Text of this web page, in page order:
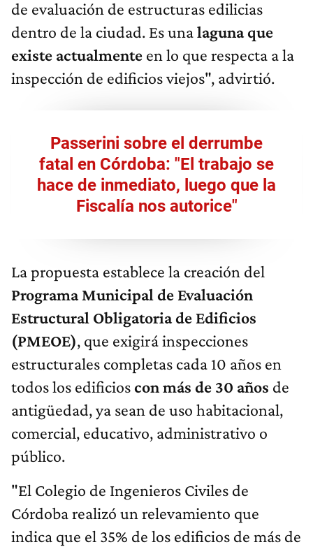
de evaluación de estructuras edilicias
dentro de la ciudad. Es unalaguna que
existe actualmente en lo que respecta a la
inspección de edificios viejos", advirtió.
Passerini sobre el derrumbe
fatal en Córdoba: "El trabajo se
hace de inmediato, luego que la
Fiscalía nos autorice"
La propuesta establece la creación del
Programa Municipal de Evaluación
Estructural Obligatoria de Edificios
(PMEOE), que exigirá inspecciones
estructurales completas cada 10 años en
todos los edificioscon más de 30 años de
antigüedad, ya sean de uso habitacional,
comercial, educativo, administrativo o
público.
"El Colegio de Ingenieros Civiles de
Córdoba realizó un relevamiento que
indica que el 35% de los edificios de más de